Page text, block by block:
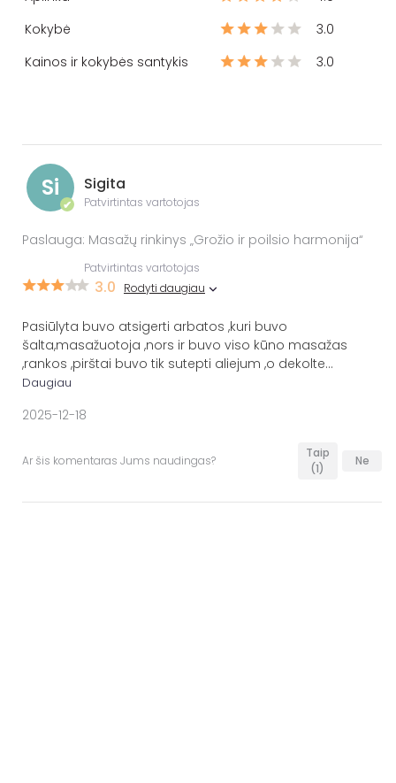
Kokybė
3.0
Kainos ir kokybės santykis
3.0
Si
✔
Sigita
Patvirtintas vartotojas
Paslauga: Masažų rinkinys „Grožio ir poilsio harmonija“
Patvirtintas vartotojas
3.0 Rodyti daugiau
Pasiūlyta buvo atsigerti arbatos ,kuri buvo
šalta,masažuotoja ,nors ir buvo viso kūno masažas
,rankos ,pirštai buvo tik sutepti aliejum ,o dekolte...
Daugiau
2025-12-18
Ar šis komentaras Jums naudingas?
Taip
(1)
Ne